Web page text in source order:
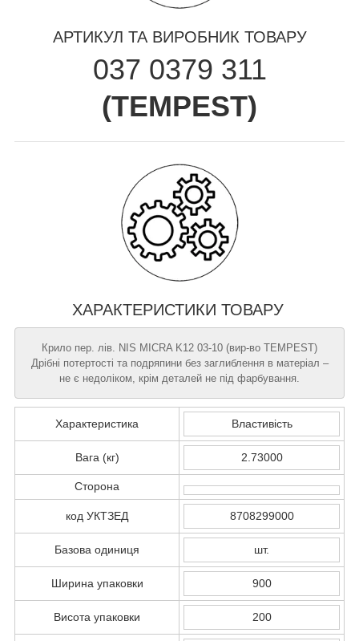
АРТИКУЛ ТА ВИРОБНИК ТОВАРУ
037 0379 311
(TEMPEST)
ХАРАКТЕРИСТИКИ ТОВАРУ
Крило пер. лів. NIS MICRA K12 03-10 (вир-во TEMPEST)
Дрібні потертості та подряпини без заглиблення в матеріал –
не є недоліком, крім деталей не під фарбування.
Характеристика Властивість
Вага (кг) 2.73000
Сторона
код УКТЗЕД 8708299000
Базова одиниця шт.
Ширина упаковки 900
Висота упаковки 200